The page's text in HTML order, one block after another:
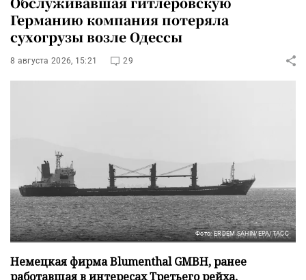
Германию компания потеряла
сухогрузы возле Одессы
8 августа 2026, 15:21 29
Фото: ERDEM SAHIN/EPA/ТАСС
Немецкая фирма Blumenthal GMBH, ранее
работавшая в интересах Третьего рейха,